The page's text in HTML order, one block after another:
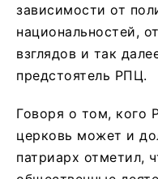
зависимости от
национальностей,
взглядов и так
предстоятель РПЦ.
Говоря о том, кого
церковь может и
патриарх отметил,